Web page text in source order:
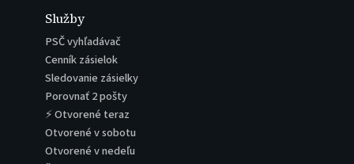
Služby
PSČ vyhľadávač
Cenník zásielok
Sledovanie zásielky
Porovnať 2 pošty
⚡ Otvorené teraz
Otvorené v sobotu
Otvorené v nedeľu